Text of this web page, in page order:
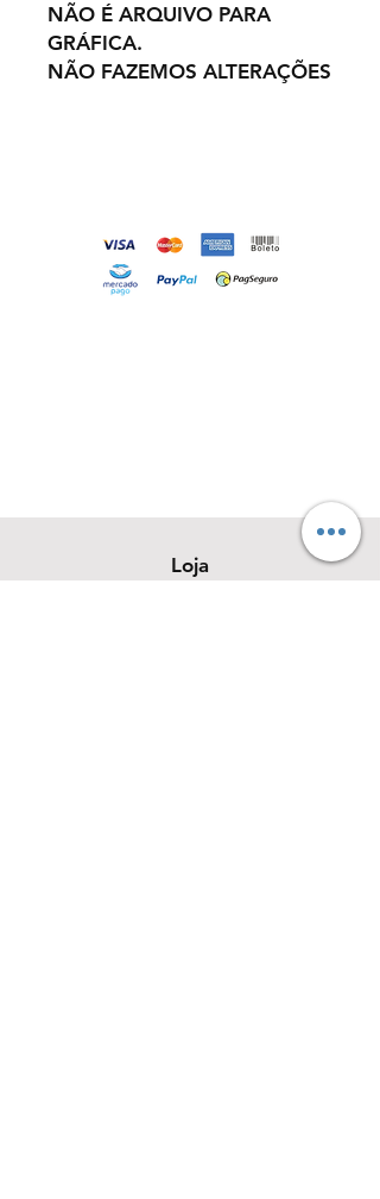
NÃO É ARQUIVO PARA
GRÁFICA.
NÃO FAZEMOS ALTERAÇÕES
Loja